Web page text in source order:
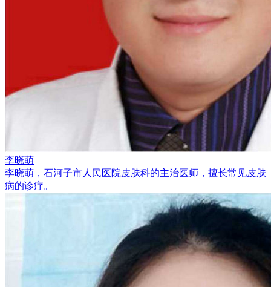
李晓萌
李晓萌，石河子市人民医院皮肤科的主治医师，擅长常见皮肤
病的诊疗。